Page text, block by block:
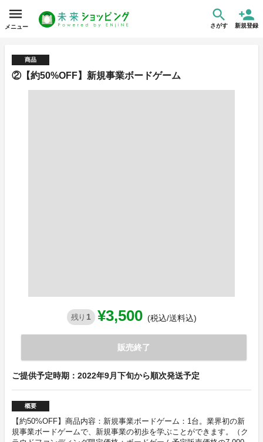
メニュー さがす 新規登録
商品
②【約50%OFF】新規事業ボードゲーム
残り 1 ¥3,500 (税込/送料込)
販売終了
ご提供予定時期：2022年9月下旬から順次発送予定
概要
【約50%OFF】商品内容：新規事業ボードゲーム：1台。業界初の新
規事業ボードゲームで、新規事業の初歩を学ぶことができます。（ク